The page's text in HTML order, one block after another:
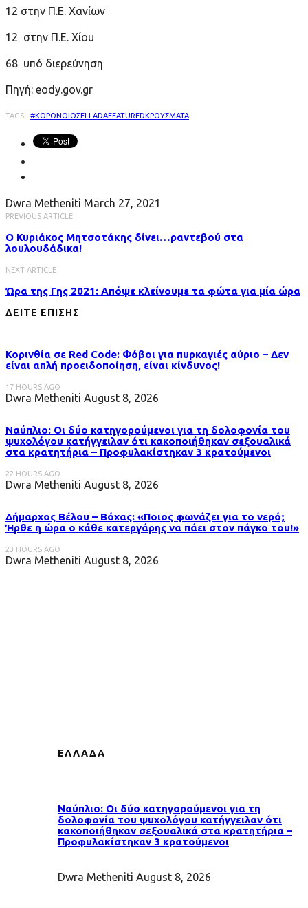
12 στην Π.Ε. Χανίων
12 στην Π.Ε. Χίου
68 υπό διερεύνηση
Πηγή: eody.gov.gr
TAGS : #ΚΟΡΟΝΟΪΟΣELLADAFEATUREDΚΡΟΥΣΜΑΤΑ
Dwra Metheniti March 27, 2021
PREVIOUS ARTICLE
Ο Κυριάκος Μητσοτάκης δίνει…ραντεβού στα
λουλουδάδικα!
NEXT ARTICLE
Ώρα της Γης 2021: Απόψε κλείνουμε τα φώτα για μία ώρα
ΔΕΙΤΕ ΕΠΙΣΗΣ
Κορινθία σε Red Code: Φόβοι για πυρκαγιές αύριο – Δεν
είναι απλή προειδοποίηση, είναι κίνδυνος!
17 HOURS AGO
Dwra Metheniti August 8, 2026
Ναύπλιο: Οι δύο κατηγορούμενοι για τη δολοφονία του
ψυχολόγου κατήγγειλαν ότι κακοποιήθηκαν σεξουαλικά
στα κρατητήρια – Προφυλακίστηκαν 3 κρατούμενοι
22 HOURS AGO
Dwra Metheniti August 8, 2026
Δήμαρχος Βέλου – Βόχας: «Ποιος φωνάζει για το νερό;
Ήρθε η ώρα ο κάθε κατεργάρης να πάει στον πάγκο του!»
23 HOURS AGO
Dwra Metheniti August 8, 2026
ΕΛΛΑΔΑ
Ναύπλιο: Οι δύο κατηγορούμενοι για τη
δολοφονία του ψυχολόγου κατήγγειλαν ότι
κακοποιήθηκαν σεξουαλικά στα κρατητήρια –
Προφυλακίστηκαν 3 κρατούμενοι
Dwra Metheniti August 8, 2026